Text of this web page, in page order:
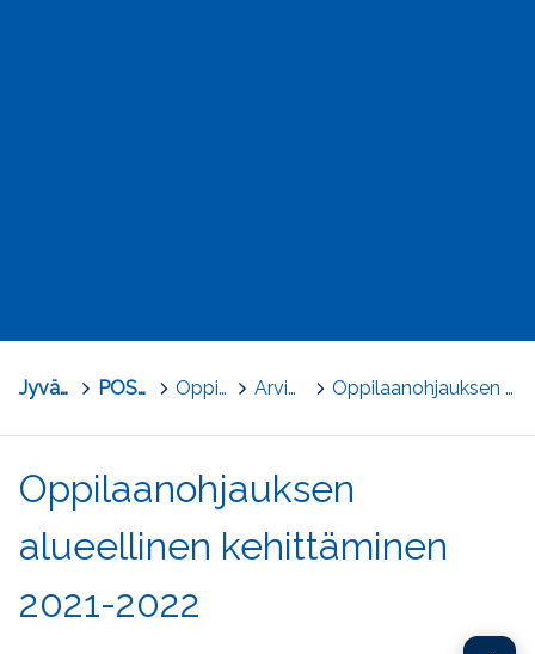
Jyväskylä POSKE - Perusopetuksen osaamisen kehittäminen Oppilaanohjaus Arviointi ja kehittäminen Oppilaanohjauksen alueellinen kehittäminen 2021-2022
Oppilaanohjauksen
alueellinen kehittäminen
2021-2022